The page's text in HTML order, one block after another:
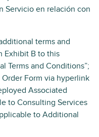
Servicio en relación con
terms and
Exhibit B to this
Terms and Conditions”;
Form via hyperlink
Associated
to Consulting Services
to Additional